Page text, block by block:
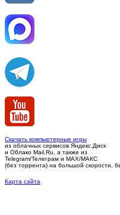
Скачать компьютерные игры
из облачных сервисов Яндекс.Диск
и Облако Mail.Ru, а также из
Telegram/Телеграм и MAX/МАКС
(без торрента) на большой скорости,
Карта сайта